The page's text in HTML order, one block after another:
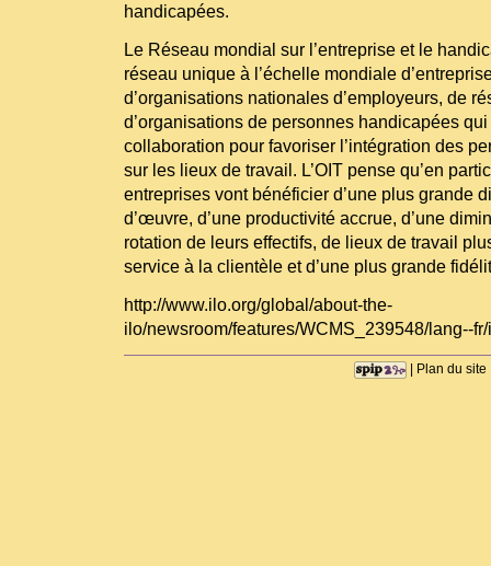
handicapées.
Le Réseau mondial sur l’entreprise et le
réseau unique à l’échelle mondiale
d’organisations nationales d’employeurs, de
d’organisations de personnes handicapées
collaboration pour favoriser l’intégration des
sur les lieux de travail. L’OIT pense qu’en
entreprises vont bénéficier d’une plus grande
d’œuvre, d’une productivité accrue, d’une
rotation de leurs effectifs, de lieux de travail
service à la clientèle et d’une plus grande
http://www.ilo.org/global/about-the-
ilo/newsroom/features/WCMS_239548/lang--
| Plan du site